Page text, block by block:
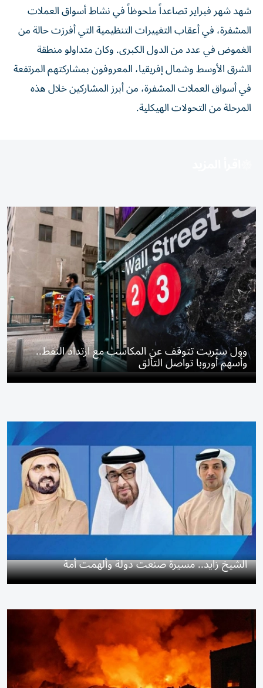
شهد شهر فبراير تصاعداً ملحوظاً في نشاط أسواق العملات
المشفرة، في أعقاب التغييرات التنظيمية التي أفرزت حالة من
الغموض في عدد من الدول الكبرى. وكان متداولو منطقة
الشرق الأوسط وشمال إفريقيا، المعروفون بمشاركتهم المرتفعة
في أسواق العملات المشفرة، من أبرز المشاركين خلال هذه
المرحلة من التحولات الهيكلية.
وول ستريت تتوقف عن المكاسب مع ارتداد النفط..
وأسهم أوروبا تواصل التألق
الشيخ زايد.. مسيرة صنعت دولة وألهمت أمة